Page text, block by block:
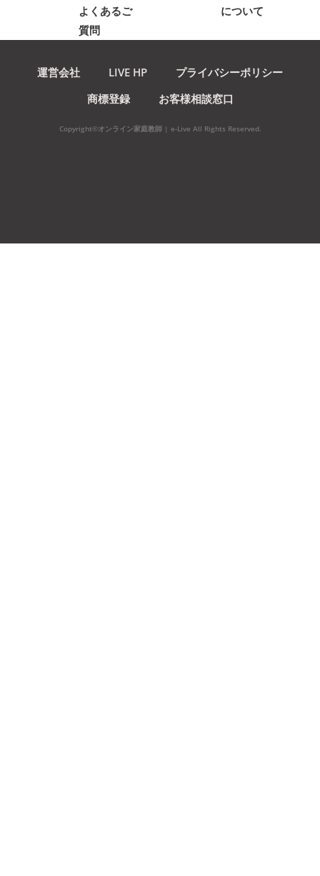
よくあるご
質問
について
運営会社 LIVE HP
プライバシーポリシー
商標登録
お客様相談窓口
Copyright©オンライン家庭教師 | e-Live All Rights Reserved.